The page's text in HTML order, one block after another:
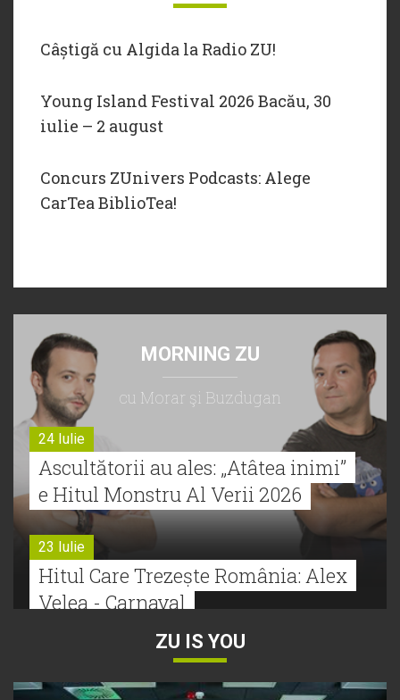
Câștigă cu Algida la Radio ZU!
Young Island Festival 2026 Bacău, 30
iulie – 2 august
Concurs ZUnivers Podcasts: Alege
CarTea BiblioTea!
MORNING ZU
cu Morar şi Buzdugan
24 Iulie
Ascultătorii au ales: „Atâtea inimi”
e Hitul Monstru Al Verii 2026
23 Iulie
Hitul Care Trezește România: Alex
Velea - Carnaval
Bătălie strânsă la Hitul Monstru Al
ZU IS YOU